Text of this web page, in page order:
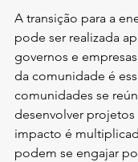
A transição para a
pode ser realizada
governos e
da comunidade é
comunidades se
desenvolver projetos
impacto é
podem se engajar